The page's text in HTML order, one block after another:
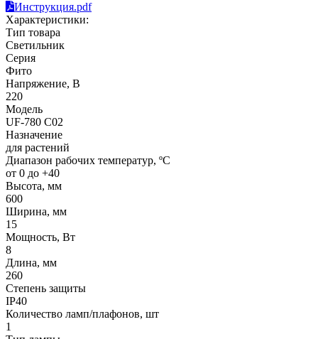
Инструкция.pdf
Характеристики:
Тип товара
Светильник
Серия
Фито
Напряжение, В
220
Модель
UF-780 C02
Назначение
для растений
Диапазон рабочих температур, ºС
от 0 до +40
Высота, мм
600
Ширина, мм
15
Мощность, Вт
8
Длина, мм
260
Степень защиты
IP40
Количество ламп/плафонов, шт
1